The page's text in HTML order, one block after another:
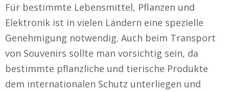
Für bestimmte Lebensmittel, Pflanzen und
Elektronik ist in vielen Ländern eine spezielle
Genehmigung notwendig. Auch beim Transport
von Souvenirs sollte man vorsichtig sein, da
bestimmte pflanzliche und tierische Produkte
dem internationalen Schutz unterliegen und